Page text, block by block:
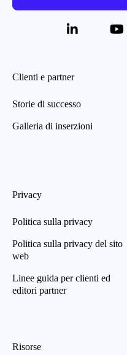
Clienti e partner
Storie di successo
Galleria di inserzioni
Privacy
Politica sulla privacy
Politica sulla privacy del sito
web
Linee guida per clienti ed
editori partner
Risorse